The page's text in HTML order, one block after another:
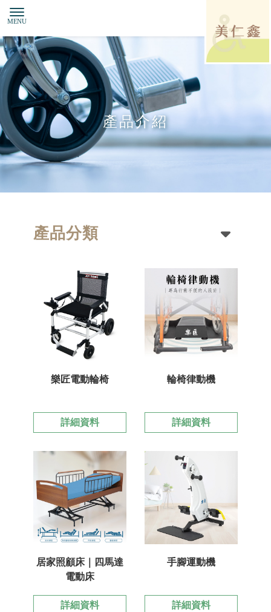
產品介紹
產品分類
樂匠電動輪椅
詳細資料
輪椅律動機
詳細資料
居家照顧床｜四馬達
電動床
詳細資料
手腳運動機
詳細資料